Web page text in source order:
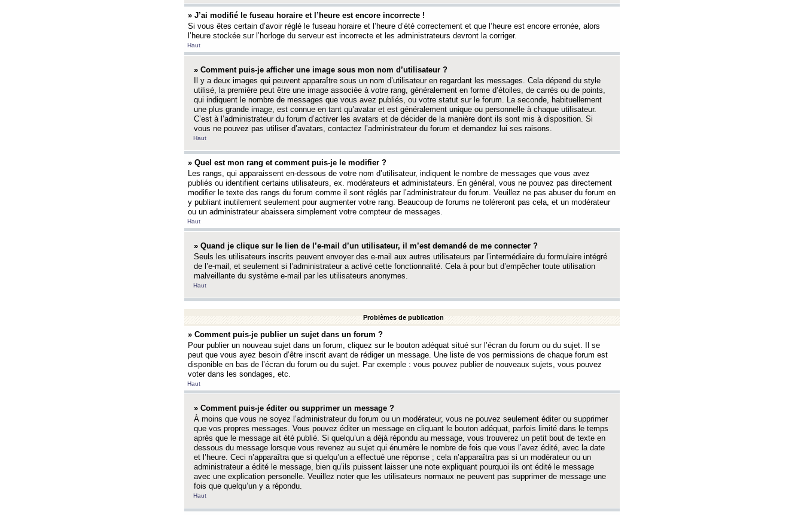
» J’ai modifié le fuseau horaire et l’heure est encore incorrecte !
Si vous êtes certain d’avoir réglé le fuseau horaire et l’heure d’été correctement et que l’heure est encore erronée, alors
l’heure stockée sur l’horloge du serveur est incorrecte et les administrateurs devront la corriger.
Haut
» Comment puis-je afficher une image sous mon nom d’utilisateur ?
Il y a deux images qui peuvent apparaître sous un nom d’utilisateur en regardant les messages. Cela dépend du style
utilisé, la première peut être une image associée à votre rang, généralement en forme d’étoiles, de carrés ou de points,
qui indiquent le nombre de messages que vous avez publiés, ou votre statut sur le forum. La seconde, habituellement
une plus grande image, est connue en tant qu’avatar et est généralement unique ou personnelle à chaque utilisateur.
C’est à l’administrateur du forum d’activer les avatars et de décider de la manière dont ils sont mis à disposition. Si
vous ne pouvez pas utiliser d’avatars, contactez l’administrateur du forum et demandez lui ses raisons.
Haut
» Quel est mon rang et comment puis-je le modifier ?
Les rangs, qui apparaissent en-dessous de votre nom d’utilisateur, indiquent le nombre de messages que vous avez
publiés ou identifient certains utilisateurs, ex. modérateurs et administateurs. En général, vous ne pouvez pas directement
modifier le texte des rangs du forum comme il sont réglés par l’administrateur du forum. Veuillez ne pas abuser du forum en
y publiant inutilement seulement pour augmenter votre rang. Beaucoup de forums ne toléreront pas cela, et un modérateur
ou un administrateur abaissera simplement votre compteur de messages.
Haut
» Quand je clique sur le lien de l’e-mail d’un utilisateur, il m’est demandé de me connecter ?
Seuls les utilisateurs inscrits peuvent envoyer des e-mail aux autres utilisateurs par l’intermédiaire du formulaire intégré
de l’e-mail, et seulement si l’administrateur a activé cette fonctionnalité. Cela à pour but d’empêcher toute utilisation
malveillante du système e-mail par les utilisateurs anonymes.
Haut
Problèmes de publication
» Comment puis-je publier un sujet dans un forum ?
Pour publier un nouveau sujet dans un forum, cliquez sur le bouton adéquat situé sur l’écran du forum ou du sujet. Il se
peut que vous ayez besoin d’être inscrit avant de rédiger un message. Une liste de vos permissions de chaque forum est
disponible en bas de l’écran du forum ou du sujet. Par exemple : vous pouvez publier de nouveaux sujets, vous pouvez
voter dans les sondages, etc.
Haut
» Comment puis-je éditer ou supprimer un message ?
À moins que vous ne soyez l’administrateur du forum ou un modérateur, vous ne pouvez seulement éditer ou supprimer
que vos propres messages. Vous pouvez éditer un message en cliquant le bouton adéquat, parfois limité dans le temps
après que le message ait été publié. Si quelqu’un a déjà répondu au message, vous trouverez un petit bout de texte en
dessous du message lorsque vous revenez au sujet qui énumère le nombre de fois que vous l’avez édité, avec la date
et l’heure. Ceci n’apparaîtra que si quelqu’un a effectué une réponse ; cela n’apparaîtra pas si un modérateur ou un
administrateur a édité le message, bien qu’ils puissent laisser une note expliquant pourquoi ils ont édité le message
avec une explication personelle. Veuillez noter que les utilisateurs normaux ne peuvent pas supprimer de message une
fois que quelqu’un y a répondu.
Haut